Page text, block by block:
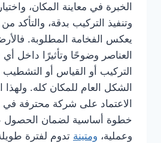
الخبرة في معاينة المكان،
وتنفيذ التركيب بدقة، والتأكد
يعكس الفخامة المطلوبة.
العناصر وضوحًا وتأثيرًا داخل
التركيب أو القياس أو
الشكل العام للمكان كله.
الاعتماد على شركة محترفة في
خطوة أساسية لضمان الحصول
وعملية، ومتينة تدوم لفترة